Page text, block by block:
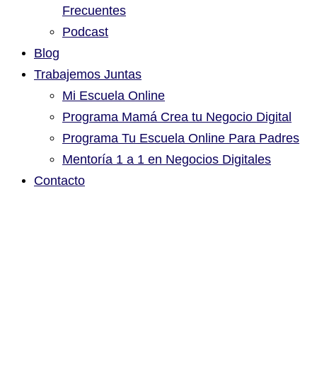
Frecuentes
Podcast
Blog
Trabajemos Juntas
Mi Escuela Online
Programa Mamá Crea tu Negocio Digital
Programa Tu Escuela Online Para Padres
Mentoría 1 a 1 en Negocios Digitales
Contacto